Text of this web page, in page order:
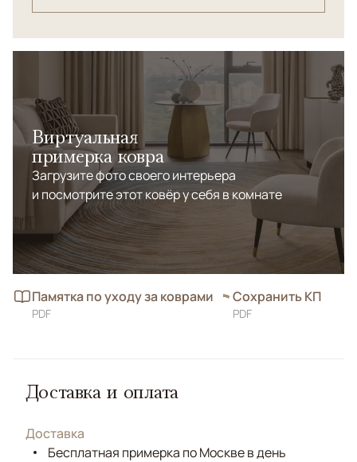
Виртуальная
примерка ковра
Загрузите фото своего интерьера
и посмотрите этот ковёр у себя в комнате
Памятка по уходу за коврами
PDF
Сохранить КП
PDF
Доставка и оплата
Доставка
Бесплатная примерка по Москве в день